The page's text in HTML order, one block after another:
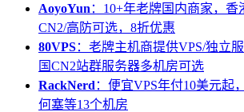
AoyoYun ：10+年老牌国内商家，香
CN2/高防可选，8折优惠
80VPS：老牌主机商提供VPS/独立
国CN2站群服务器多机房可选
RackNerd ：便宜VPS年付10美元起
何塞等13个机房